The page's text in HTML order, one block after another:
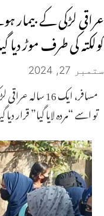
عراقی لڑکی کے بیمار
کولکتہ کی طرف موڑ
ستمبر 27, 2024
مسافر، ایک
تو اسے “مردہ لایا گیا” قرار